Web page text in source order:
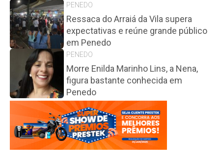
PENEDO
Ressaca do Arraiá da Vila supera
expectativas e reúne grande público
em Penedo
PENEDO
Morre Enilda Marinho Lins, a Nena,
figura bastante conhecida em
Penedo